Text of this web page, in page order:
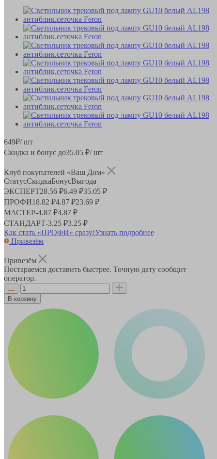
649₽/ шт
Скидка и бонус до35.05 ₽/ шт
Клуб покупателей «Ваш Дом»
СтатусСкидкаБонусВыгода
ЭКСПЕРТ28.56 ₽6.49 ₽35.05 ₽
ПРОФИ18.82 ₽4.87 ₽23.69 ₽
МАСТЕР-4.87 ₽4.87 ₽
СТАНДАРТ-3.25 ₽3.25 ₽
Как стать «ПРОФИ» сразу!Узнать подробнее
Привезём
Привезём
Постараемся доставить быстрее. Точную дату сообщит
оператор.
В корзину